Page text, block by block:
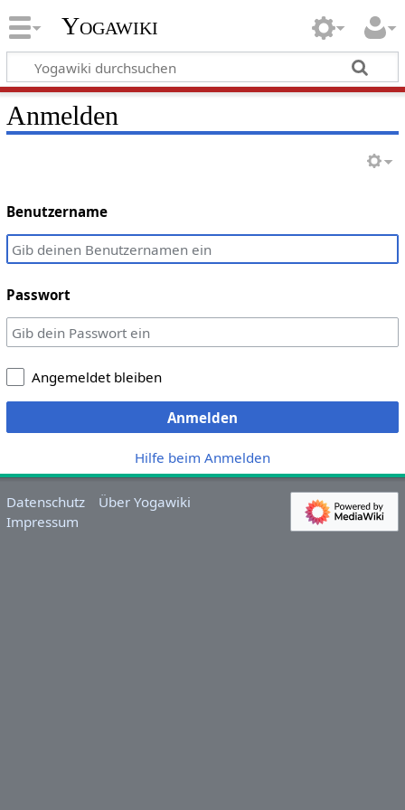
Yogawiki
Anmelden
Benutzername
Passwort
Angemeldet bleiben
Anmelden
Hilfe beim Anmelden
Datenschutz
Über Yogawiki
Impressum